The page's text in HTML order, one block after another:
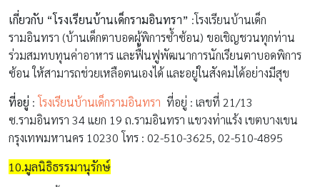
เกี่ยวกับ “โรงเรียนบ้านเด็กรามอินทรา” :โรงเรียนบ้านเด็ก
รามอินทรา (บ้านเด็กตาบอดผู้พิการซ้ำซ้อน) ขอเชิญชวนทุกท่าน
ร่วมสมทบทุนค่าอาหาร และฟื้นฟูพัฒนาการนักเรียนตาบอดพิการ
ซ้อน ให้สามารถช่วยเหลือตนเองได้ และอยู่ในสังคมได้อย่างมีสุข
ที่อยู่ : โรงเรียนบ้านเด็กรามอินทรา ที่อยู่ : เลขที่ 21/13
ซ.รามอินทรา 34 แยก 19 ถ.รามอินทรา แขวงท่าแร้ง เขตบางเขน
กรุงเทพมหานคร 10230 โทร : 02-510-3625, 02-510-4895
10.มูลนิธิธรรมานุรักษ์